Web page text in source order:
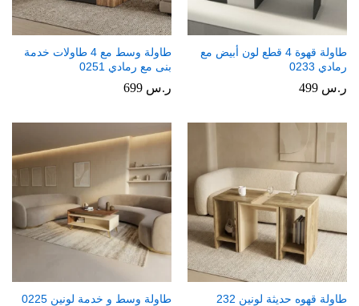
طاولة قهوة 4 قطع لون أبيض مع
رمادي 0233
ر.س
طاولة وسط مع 4 طاولات خدمة
بنى مع رمادي 0251
ر.س
طاولة قهوه حديثة لونين 232 طاولة وسط و خدمة لونين 0225